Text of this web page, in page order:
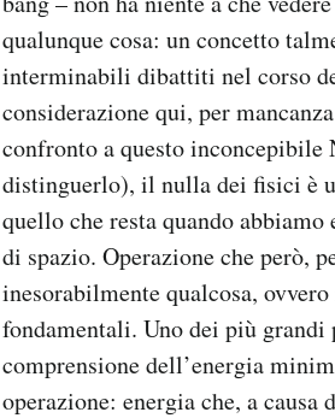
qualunque cosa: un concetto
interminabili dibattiti nel corso
considerazione qui, per
confronto a questo
distinguerlo), il nulla dei fisici è
quello che resta quando
di spazio. Operazione che però,
inesorabilmente qualcosa,
fondamentali. Uno dei più
comprensione dell’energia
operazione: energia che, a